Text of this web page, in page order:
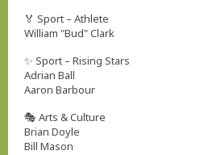
🏅 Sport – Athlete
William "Bud" Clark
✨ Sport – Rising Stars
Adrian Ball
Aaron Barbour
🎭 Arts & Culture
Brian Doyle
Bill Mason